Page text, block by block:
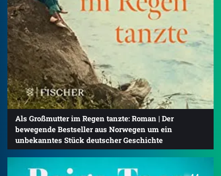
Als Großmutter im Regen tanzte: Roman | Der
bewegende Bestseller aus Norwegen um ein
unbekanntes Stück deutscher Geschichte